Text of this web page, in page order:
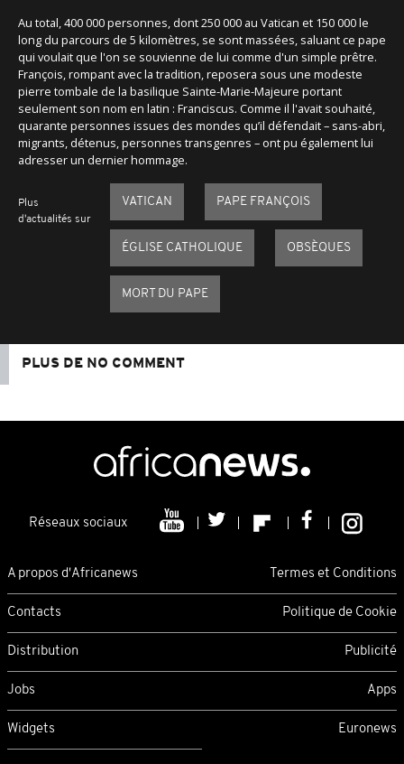
Au total, 400 000 personnes, dont 250 000 au Vatican et 150 000 le
long du parcours de 5 kilomètres, se sont massées, saluant ce pape
qui voulait que l'on se souvienne de lui comme d'un simple prêtre.
François, rompant avec la tradition, reposera sous une modeste
pierre tombale de la basilique Sainte-Marie-Majeure portant
seulement son nom en latin : Franciscus. Comme il l'avait souhaité,
quarante personnes issues des mondes qu’il défendait – sans-abri,
migrants, détenus, personnes transgenres – ont pu également lui
adresser un dernier hommage.
Plus
d'actualités sur
VATICAN PAPE FRANÇOIS
ÉGLISE CATHOLIQUE OBSÈQUES
MORT DU PAPE
PLUS DE NO COMMENT
Réseaux sociaux
A propos d'Africanews Termes et Conditions
Contacts Politique de Cookie
Distribution Publicité
Jobs Apps
Widgets Euronews